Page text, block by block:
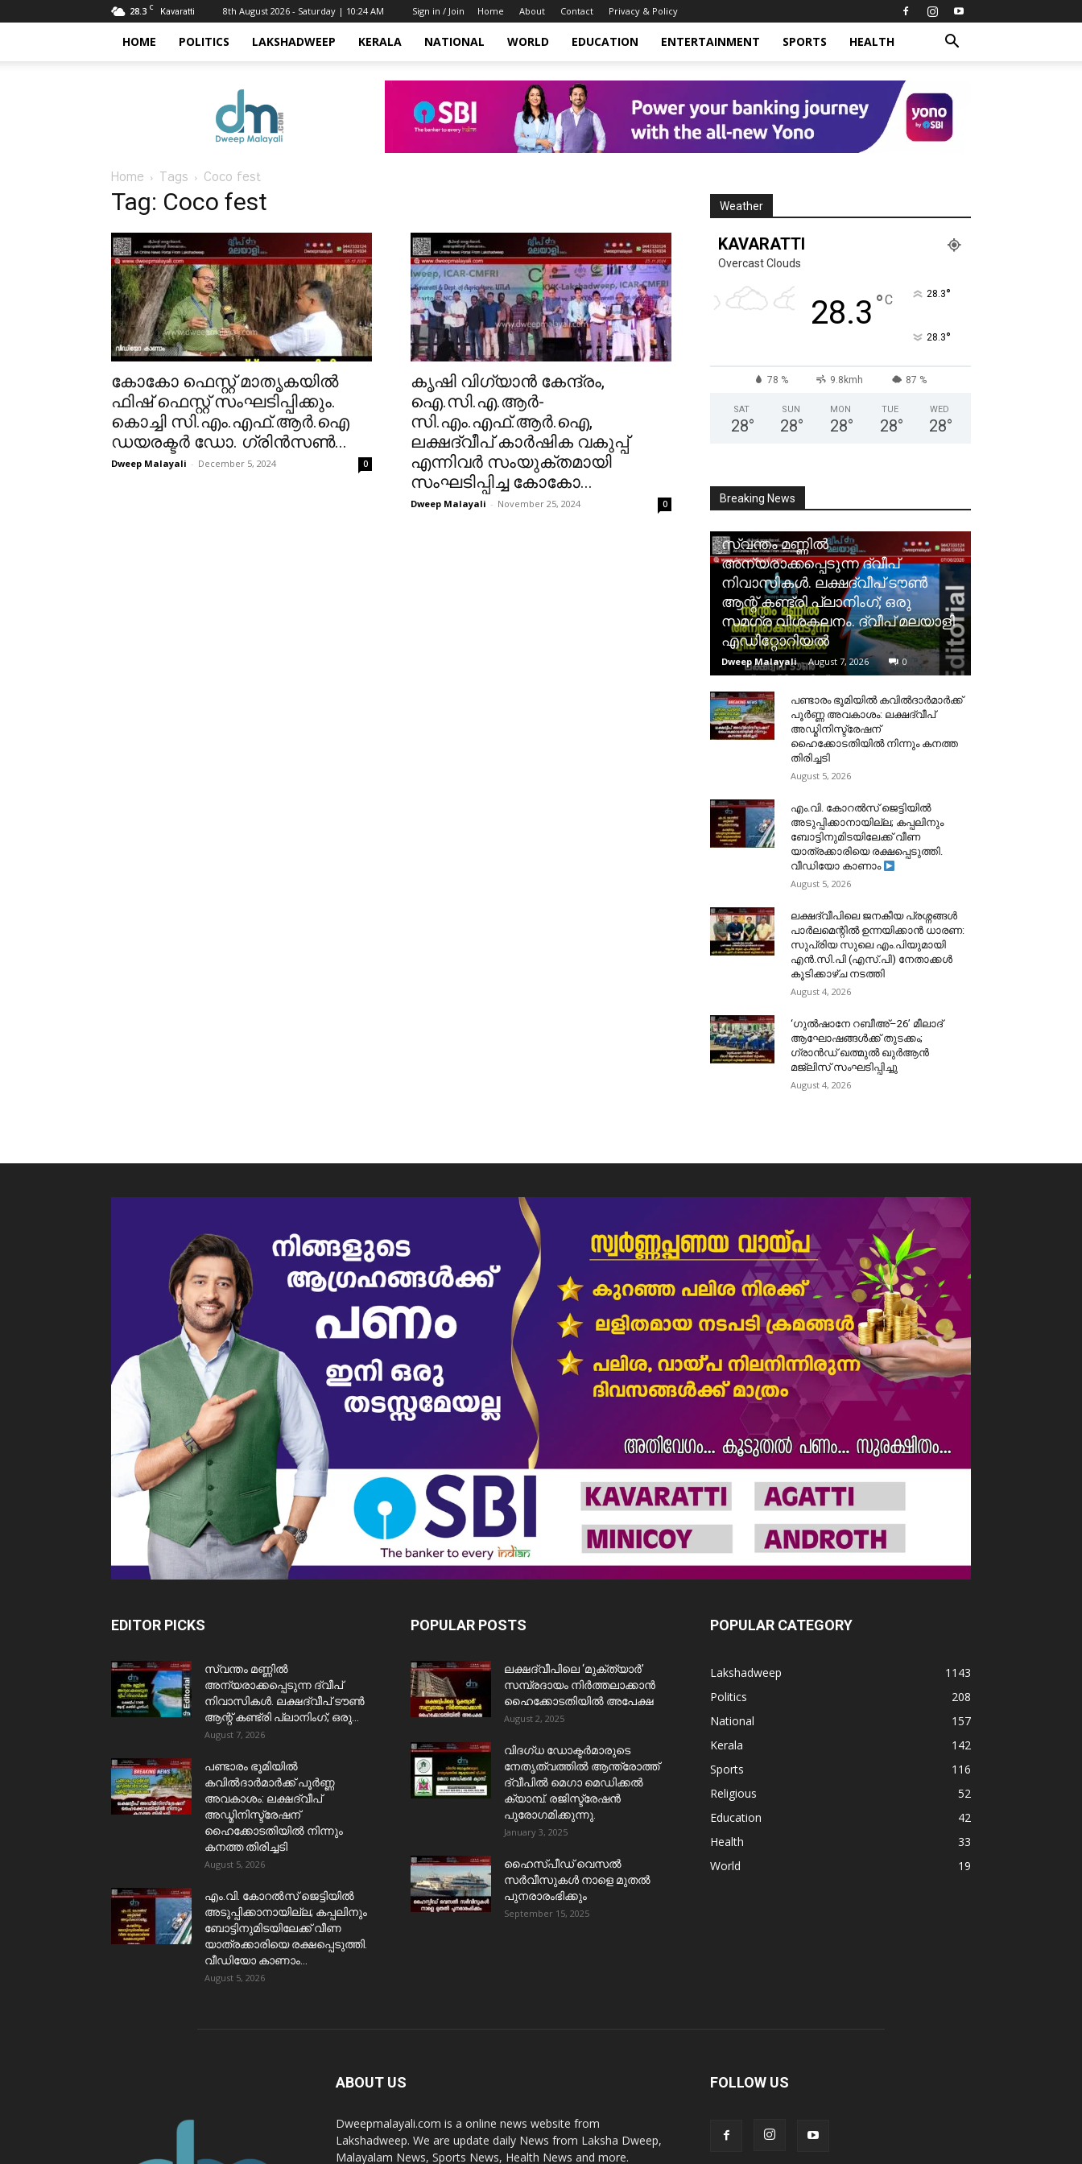
28.3 C Kavaratti 8th August 2026 - Saturday | 10:24 AM Sign in / Join Home About Contact Privacy & Policy
HOME POLITICS LAKSHADWEEP KERALA NATIONAL WORLD EDUCATION ENTERTAINMENT SPORTS HEALTH
Home Tags Coco fest
Tag: Coco fest
കോകോ ഫെസ്റ്റ് മാതൃകയിൽ
ഫിഷ് ഫെസ്റ്റ് സംഘടിപ്പിക്കും.
കൊച്ചി സി.എം.എഫ്.ആർ.ഐ
ഡയരക്ടർ ഡോ. ഗ്രിൻസൺ...
Dweep Malayali - December 5, 2024 0
കൃഷി വിഗ്യാൻ കേന്ദ്രം,
ഐ.സി.എ.ആർ-
സി.എം.എഫ്.ആർ.ഐ,
ലക്ഷദ്വീപ് കാർഷിക വകുപ്പ്
എന്നിവർ സംയുക്തമായി
സംഘടിപ്പിച്ച കോകോ...
Dweep Malayali - November 25, 2024 0
Weather
KAVARATTI
Overcast Clouds
28.3 °C 28.3°
28.3°
78 % 9.8kmh 87 %
SAT
28°
SUN
28°
MON
28°
TUE
28°
WED
28°
Breaking News
സ്വന്തം മണ്ണിൽ
അന്യരാക്കപ്പെടുന്ന ദ്വീപ്
നിവാസികൾ. ലക്ഷദ്വീപ് ടൗൺ
ആന്റ് കണ്ട്രി പ്ലാനിംഗ്; ഒരു
സമഗ്ര വിശകലനം. ദ്വീപ് മലയാളി
എഡിറ്റോറിയൽ
Dweep Malayali - August 7, 2026 0
പണ്ടാരം ഭൂമിയിൽ കവിൽദാർമാർക്ക്
പൂർണ്ണ അവകാശം: ലക്ഷദ്വീപ്
അഡ്മിനിസ്ട്രേഷന്
ഹൈക്കോടതിയിൽ നിന്നും കനത്ത
തിരിച്ചടി
August 5, 2026
​എം.വി. കോറൽസ് ജെട്ടിയിൽ
അടുപ്പിക്കാനായില്ല; കപ്പലിനും
ബോട്ടിനുമിടയിലേക്ക് വീണ
യാത്രക്കാരിയെ രക്ഷപ്പെടുത്തി.
വീഡിയോ കാണാം
August 5, 2026
ലക്ഷദ്വീപിലെ ജനകീയ പ്രശ്നങ്ങൾ
പാർലമെന്റിൽ ഉന്നയിക്കാൻ ധാരണ:
സുപ്രിയ സുലെ എം.പിയുമായി
എൻ.സി.പി (എസ്.പി) നേതാക്കൾ
കൂടിക്കാഴ്ച നടത്തി
August 4, 2026
‘ഗുൽഷാനേ റബീഅ്–26’ മീലാദ്
ആഘോഷങ്ങൾക്ക് തുടക്കം;
ഗ്രാൻഡ് ഖത്മുൽ ഖുർആൻ
മജ്‌ലിസ് സംഘടിപ്പിച്ചു
August 4, 2026
EDITOR PICKS
സ്വന്തം മണ്ണിൽ
അന്യരാക്കപ്പെടുന്ന ദ്വീപ്
നിവാസികൾ. ലക്ഷദ്വീപ് ടൗൺ
ആന്റ് കണ്ട്രി പ്ലാനിംഗ്; ഒരു...
August 7, 2026
പണ്ടാരം ഭൂമിയിൽ
കവിൽദാർമാർക്ക് പൂർണ്ണ
അവകാശം: ലക്ഷദ്വീപ്
അഡ്മിനിസ്ട്രേഷന്
ഹൈക്കോടതിയിൽ നിന്നും
കനത്ത തിരിച്ചടി
August 5, 2026
​എം.വി. കോറൽസ് ജെട്ടിയിൽ
അടുപ്പിക്കാനായില്ല; കപ്പലിനും
ബോട്ടിനുമിടയിലേക്ക് വീണ
യാത്രക്കാരിയെ രക്ഷപ്പെടുത്തി.
വീഡിയോ കാണാം...
August 5, 2026
POPULAR POSTS
ലക്ഷദ്വീപിലെ ‘മുക്ത്യാർ’
സമ്പ്രദായം നിർത്തലാക്കാൻ
ഹൈക്കോടതിയിൽ അപേക്ഷ
August 2, 2025
വിദഗ്ധ ഡോക്ടർമാരുടെ
നേതൃത്വത്തിൽ ആന്ത്രോത്ത്
ദ്വീപിൽ മെഗാ മെഡിക്കൽ
ക്യാമ്പ്. രജിസ്ട്രേഷൻ
പുരോഗമിക്കുന്നു.
January 3, 2025
ഹൈസ്പീഡ് വെസൽ
സർവീസുകൾ നാളെ മുതൽ
പുനരാരംഭിക്കും
September 15, 2025
POPULAR CATEGORY
Lakshadweep
1143
Politics
208
National
157
Kerala
142
Sports
116
Religious
52
Education
42
Health
33
World
19
ABOUT US
Dweepmalayali.com is a online news website from
Lakshadweep. We are update daily News from Laksha Dweep,
Malayalam News, Sports News, Health News and more.
FOLLOW US